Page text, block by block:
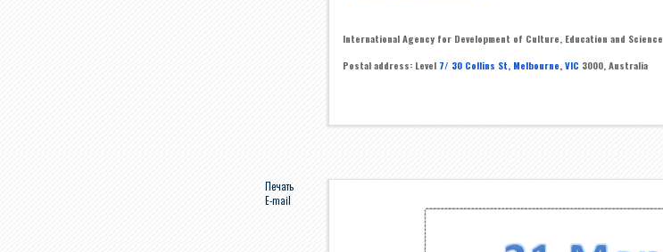
International Agency for Development of Culture, Education and Science
Postal address: Level 7/ 30 Collins St, Melbourne, VIC 3000, Australia
Печать
E-mail